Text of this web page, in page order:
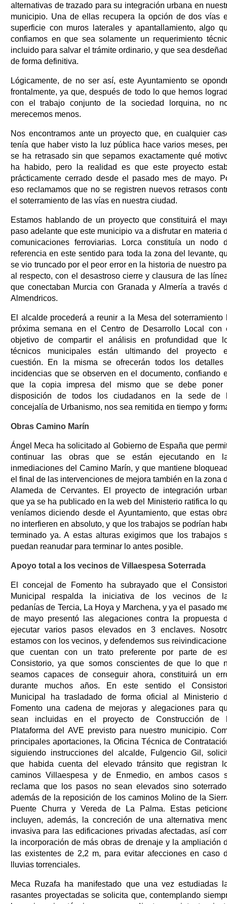
alternativas de trazado para su integración urbana en
municipio. Una de ellas recupera la opción de dos vías
superficie con muros laterales y apantallamiento, algo
confiamos en que sea solamente un requerimiento
incluido para salvar el trámite ordinario, y que sea
de forma definitiva.
Lógicamente, de no ser así, este Ayuntamiento se
frontalmente, ya que, después de todo lo que hemos
con el trabajo conjunto de la sociedad lorquina, no
merecemos menos.
Nos encontramos ante un proyecto que, en cualquier
tenía que haber visto la luz pública hace varios meses,
se ha retrasado sin que sepamos exactamente qué
ha habido, pero la realidad es que este proyecto
prácticamente cerrado desde el pasado mes de mayo.
eso reclamamos que no se registren nuevos retrasos
el soterramiento de las vías en nuestra ciudad.
Estamos hablando de un proyecto que constituirá el
paso adelante que este municipio va a disfrutar en materia
comunicaciones ferroviarias. Lorca constituía un nodo
referencia en este sentido para toda la zona del levante,
se vio truncado por el peor error en la historia de nuestro
al respecto, con el desastroso cierre y clausura de las
que conectaban Murcia con Granada y Almería a través
Almendricos.
El alcalde procederá a reunir a la Mesa del soterramiento
próxima semana en el Centro de Desarrollo Local con
objetivo de compartir el análisis en profundidad que
técnicos municipales están ultimando del proyecto
cuestión. En la misma se ofrecerán todos los detalles
incidencias que se observen en el documento, confiando
que la copia impresa del mismo que se debe poner
disposición de todos los ciudadanos en la sede de
concejalía de Urbanismo, nos sea remitida en tiempo y
Obras Camino Marín
Ángel Meca ha solicitado al Gobierno de España que
continuar las obras que se están ejecutando en
inmediaciones del Camino Marín, y que mantiene
el final de las intervenciones de mejora también en la zona
Alameda de Cervantes. El proyecto de integración
que ya se ha publicado en la web del Ministerio ratifica lo
veníamos diciendo desde el Ayuntamiento, que estas
no interfieren en absoluto, y que los trabajos se podrían
terminado ya. A estas alturas exigimos que los trabajos
puedan reanudar para terminar lo antes posible.
Apoyo total a los vecinos de Villaespesa Soterrada
El concejal de Fomento ha subrayado que el
Municipal respalda la iniciativa de los vecinos de
pedanías de Tercia, La Hoya y Marchena, y ya el pasado
de mayo presentó las alegaciones contra la propuesta
ejecutar varios pasos elevados en 3 enclaves.
estamos con los vecinos, y defendemos sus
que cuentan con un trato preferente por parte de
Consistorio, ya que somos conscientes de que lo que
seamos capaces de conseguir ahora, constituirá un
durante muchos años. En este sentido el
Municipal ha trasladado de forma oficial al Ministerio
Fomento una cadena de mejoras y alegaciones para
sean incluidas en el proyecto de Construcción de
Plataforma del AVE previsto para nuestro municipio.
principales aportaciones, la Oficina Técnica de
siguiendo instrucciones del alcalde, Fulgencio Gil,
que habida cuenta del elevado tránsito que registran
caminos Villaespesa y de Enmedio, en ambos casos
reclama que los pasos no sean elevados sino
además de la reposición de los caminos Molino de la
Puente Churra y Vereda de La Palma. Estas
incluyen, además, la concreción de una alternativa
invasiva para las edificaciones privadas afectadas, así
la incorporación de más obras de drenaje y la ampliación
las existentes de 2,2 m, para evitar afecciones en caso
lluvias torrenciales.
Meca Ruzafa ha manifestado que una vez estudiadas
rasantes proyectadas se solicita que, contemplando